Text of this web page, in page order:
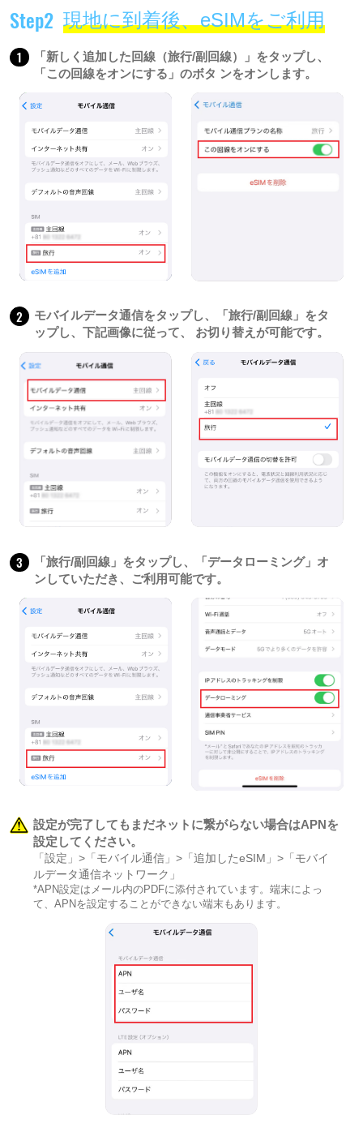
Step2 現地に到着後、eSIMをご利用
1
「新しく追加した回線（旅行/副回線）」をタップし、
「この回線をオンにする」のボタ ンをオンします。
2
モバイルデータ通信をタップし、「旅行/副回線」をタ
ップし、下記画像に従って、 お切り替えが可能です。
3
「旅行/副回線」をタップし、「データローミング」オ
ンしていただき、ご利用可能です。
設定が完了してもまだネットに繋がらない場合はAPNを
設定してください。
「設定」>「モバイル通信」>「追加したeSIM」>「モバイ
ルデータ通信ネットワーク」
*APN設定はメール内のPDFに添付されています。端末によっ
て、APNを設定することができない端末もあります。